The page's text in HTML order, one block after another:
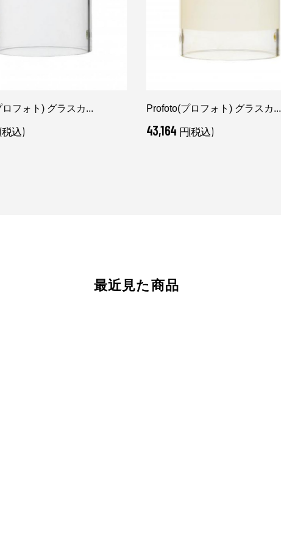
フォト) グラスカ...
税込)
Profoto(プロフォト) グラスカ...
43,164 円(税込)
最近見た商品